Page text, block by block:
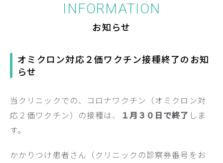
INFORMATION
お知らせ
オミクロン対応２価ワクチン接種終了のお知
らせ
当クリニックでの、コロナワクチン（オミクロン対
応２価ワクチン）の接種は、
１月３０日で終了 しま
す。
かかりつけ患者さん（クリニックの診察券番号をお